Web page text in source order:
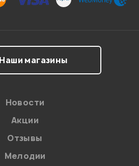
обработку персональных данных в
Наши магазины
Новости
Акции
Отзывы
Мелодии